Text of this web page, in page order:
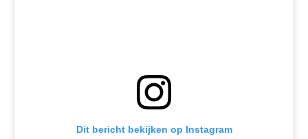
Dit bericht bekijken op Instagram